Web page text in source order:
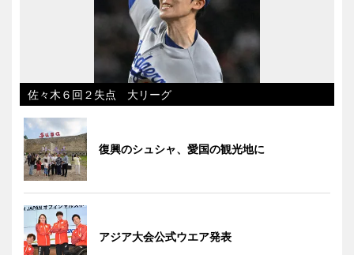
佐々木６回２失点 大リーグ
復興のシュシャ、愛国の観光地に
アジア大会公式ウエア発表